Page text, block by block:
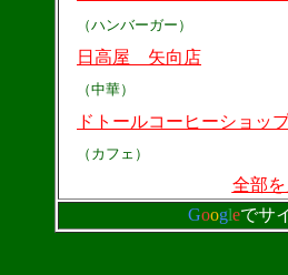
（ハンバーガー）
日高屋 矢向店
（中華）
ドトールコーヒーショ
（カフェ）
全部を
Googleでサ